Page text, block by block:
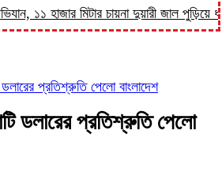
১১ হাজার মিটার চায়না দুয়ারী জাল পুড়িয়ে ধ্বংস
প্রতিশ্রুতি পেলো বাংলাদেশ
ডলারের প্রতিশ্রুতি পেলো